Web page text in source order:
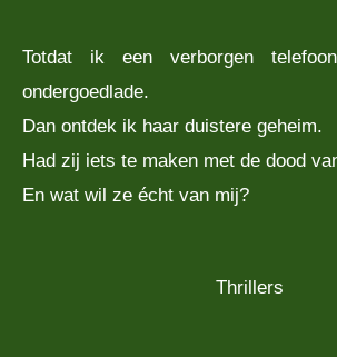
Totdat ik een verborgen
ondergoedlade.
Dan ontdek ik haar duistere geheim.
Had zij iets te maken met de dood
En wat wil ze écht van mij?
Thrillers